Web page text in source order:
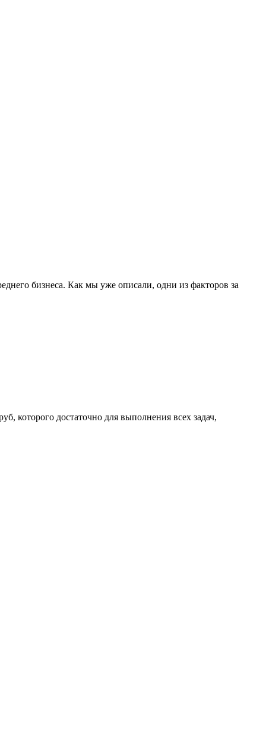
бизнеса. Как мы уже описали, одни из факторов за
которого достаточно для выполнения всех задач,